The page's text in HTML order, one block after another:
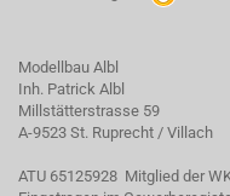
Modellbau Albl
Inh. Patrick Albl
Millstätterstrasse 59
A-9523 St. Ruprecht / Villach
ATU 65125928 Mitglied der